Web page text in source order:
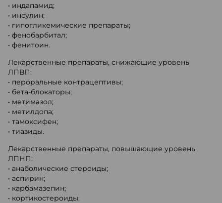
• индапамид;
• инсулин;
• гипогликемические препараты;
• фенобарбитал;
• фенитоин.
Лекарственные препараты, снижающие уровень
ЛПВП:
• пероральные контрацептивы;
• бета-блокаторы;
• метимазол;
• метилдопа;
• тамоксифен;
• тиазиды.
Лекарственные препараты, повышающие уровень
ЛПНП:
• анаболические стероиды;
• аспирин;
• карбамазепин;
• кортикостероиды;